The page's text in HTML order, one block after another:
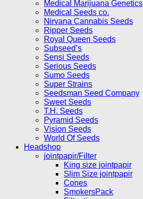
Medical Marijuana Genetics
Medical Seeds co.
Nirvana Cannabis Seeds
Ripper Seeds
Royal Queen Seeds
Subseed’s
Sensi Seeds
Serious Seeds
Sumo Seeds
Super Strains
Seedsman Seed Company
Sweet Seeds
T.H. Seeds
Pyramid Seeds
Vision Seeds
World Of Seeds
Headshop
jointpapir/Filter
King size jointpapir
Slim Size jointpapir
Cones
SmokersPack